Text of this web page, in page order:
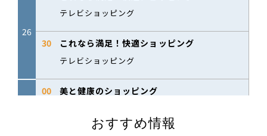
おすすめ情報